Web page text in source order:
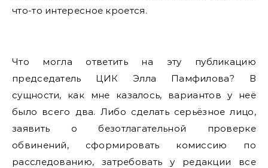
что-то интересное кроется.
Что могла ответить на эту публикацию
председатель ЦИК Элла Памфилова? В
сущности, как мне казалось, вариантов у неё
было всего два. Либо сделать серьёзное лицо,
заявить о безотлагательной проверке
обвинений, сформировать комиссию по
расследованию, затребовать у редакции все